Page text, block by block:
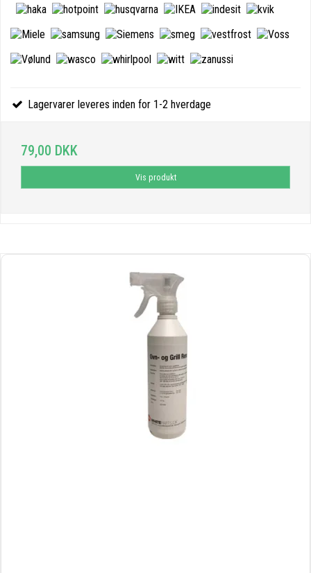
Lagervarer leveres inden for 1-2 hverdage
79,00 DKK
Vis produkt